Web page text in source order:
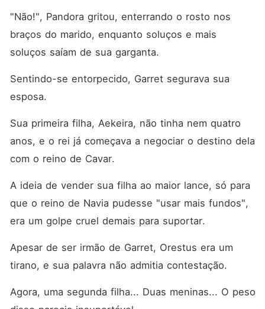
"Não!", Pandora gritou, enterrando o rosto nos
braços do marido, enquanto soluços e mais
soluços saíam de sua garganta.
Sentindo-se entorpecido, Garret segurava sua
esposa.
Sua primeira filha, Aekeira, não tinha nem quatro
anos, e o rei já começava a negociar o destino dela
com o reino de Cavar.
A ideia de vender sua filha ao maior lance, só para
que o reino de Navia pudesse "usar mais fundos",
era um golpe cruel demais para suportar.
Apesar de ser irmão de Garret, Orestus era um
tirano, e sua palavra não admitia contestação.
Agora, uma segunda filha... Duas meninas... O peso